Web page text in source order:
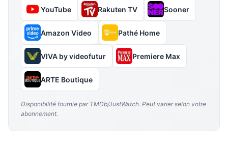
YouTube Rakuten TV Sooner
Amazon Video Pathé Home
VIVA by videofutur Premiere Max
ARTE Boutique
Disponibilité fournie par TMDb/JustWatch. Peut varier selon votre
abonnement.